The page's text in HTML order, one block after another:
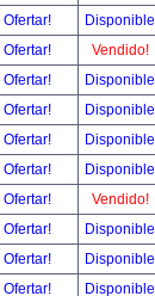
Ofertar!
Disponible
Ofertar!
Vendido!
Ofertar!
Disponible
Ofertar!
Disponible
Ofertar!
Disponible
Ofertar!
Disponible
Ofertar!
Vendido!
Ofertar!
Disponible
Ofertar!
Disponible
Ofertar!
Disponible